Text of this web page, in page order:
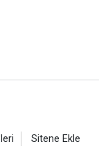
Sitene Ekle